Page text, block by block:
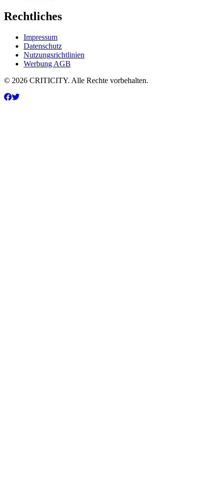
Rechtliches
Impressum
Datenschutz
Nutzungsrichtlinien
Werbung AGB
© 2026 CRITICITY. Alle Rechte vorbehalten.